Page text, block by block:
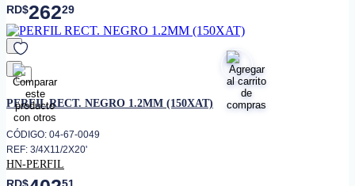
RD$26229
favorito
PERFIL RECT. NEGRO 1.2MM (150XAT)
CÓDIGO: 04-67-0049
REF: 3/4X11/2X20'
HN-PERFIL
RD$
51